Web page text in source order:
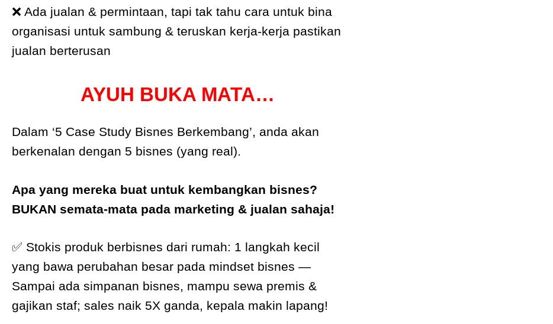
❌ Ada jualan & permintaan, tapi tak tahu cara untuk bina
organisasi untuk sambung & teruskan kerja-kerja pastikan
jualan berterusan
AYUH BUKA MATA…
Dalam ‘5 Case Study Bisnes Berkembang’, anda akan
berkenalan dengan 5 bisnes (yang real).
Apa yang mereka buat untuk kembangkan bisnes?
BUKAN semata-mata pada marketing & jualan sahaja!
✅ Stokis produk berbisnes dari rumah: 1 langkah kecil
yang bawa perubahan besar pada mindset bisnes —
Sampai ada simpanan bisnes, mampu sewa premis &
gajikan staf; sales naik 5X ganda, kepala makin lapang!